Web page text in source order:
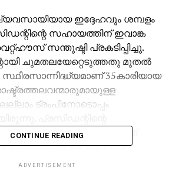
വ്യവസായിയായ ഇദ്ദേഹവും ശമ്പളം
സഹായത്തിന് ഇവാങ്ക
സന്തുഷ്ടി പ്രകടിപ്പിച്ചു.
ചുമതലയേറ്റെടുത്തതു മുതല്‍
35കാരിയായ
ട്രംപിനോടൊപ്പം
മകള്‍ ഇടപെടുന്നത്
ഉയര്‍ത്തിയിട്ടുണ്ട്. രഹസ്യ
കൈകാര്യം ചെയ്യാന്‍ ഇവാങ്കക്ക്
CONTINUE READING
ADVERTISEMENT